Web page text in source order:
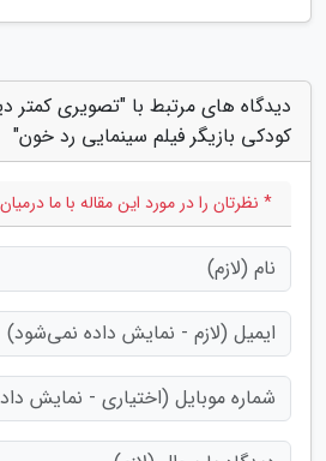
دیدگاه های مرتبط با "تصویری کمتر
کودکی بازیگر فیلم سینمایی رد خون"
* نظرتان را در مورد این مقاله با ما